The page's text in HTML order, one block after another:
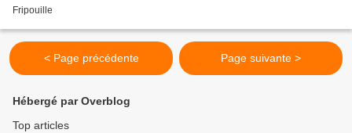
Fripouille
< Page précédente Page suivante >
Hébergé par Overblog
Top articles